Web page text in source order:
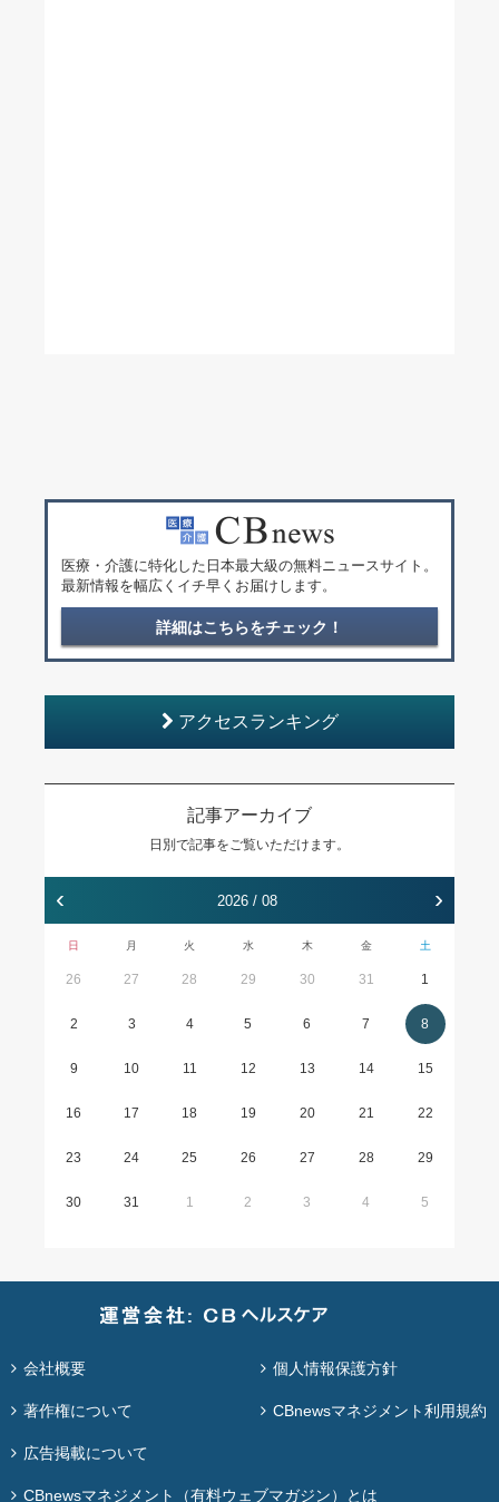
医療・介護に特化した日本最大級の無料ニュースサイト。
最新情報を幅広くイチ早くお届けします。
詳細はこちらをチェック！
アクセスランキング
記事アーカイブ
日別で記事をご覧いただけます。
‹ 2026 / 08 ›
日 月 火 水 木 金 土
26 27 28 29 30 31 1
2 3 4 5 6 7 8
9 10 11 12 13 14 15
16 17 18 19 20 21 22
23 24 25 26 27 28 29
30 31 1 2 3 4 5
会社概要 個人情報保護方針
著作権について CBnewsマネジメント利用規約
広告掲載について
CBnewsマネジメント（有料ウェブマガジン）とは